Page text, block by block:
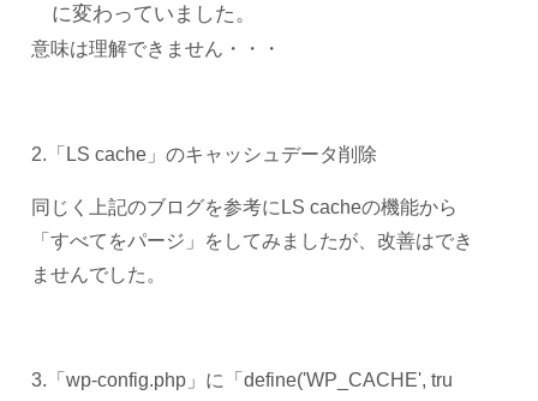
に変わっていました。
意味は理解できません・・・
2.「LS cache」のキャッシュデータ削除
同じく上記のブログを参考にLS cacheの機能から
「すべてをパージ」をしてみましたが、改善はでき
ませんでした。
3.「wp-config.php」に「define('WP_CACHE', tru